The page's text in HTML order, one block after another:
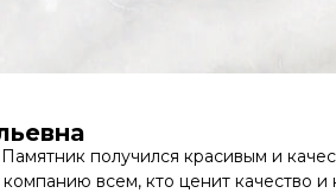
получился красивым и
всем, кто ценит качество и